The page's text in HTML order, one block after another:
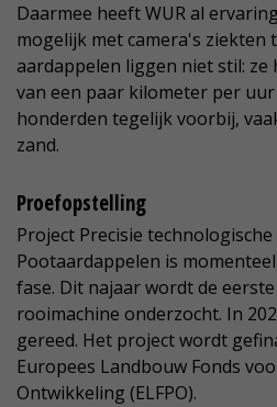
Daarmee heeft WUR al
mogelijk met camera's ziekten
aardappelen liggen niet stil: ze
van een paar kilometer per
honderden tegelijk voorbij,
zand.
Proefopstelling
Project Precisie
Pootaardappelen is
fase. Dit najaar wordt de
rooimachine onderzocht. In
gereed. Het project wordt
Europees Landbouw Fonds
Ontwikkeling (ELFPO).